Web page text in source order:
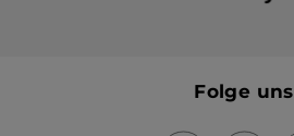
Folge uns